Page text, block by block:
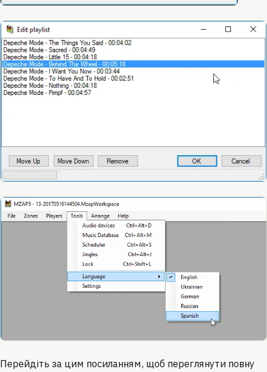
Перейдіть за цим посиланням, щоб переглянути повну